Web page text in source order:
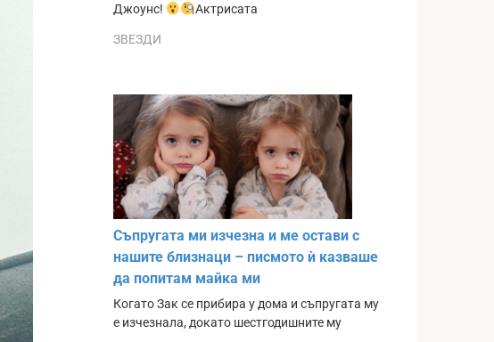
Джоунс!
Актрисата
ЗВЕЗДИ
Съпругата ми изчезна и ме остави с
нашите близнаци – писмото ѝ казваше
да попитам майка ми
Когато Зак се прибира у дома и съпругата му
е изчезнала, докато шестгодишните му